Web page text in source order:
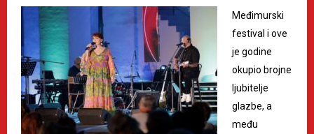
Međimurski
festival i ove
je godine
okupio brojne
ljubitelje
glazbe, a
među